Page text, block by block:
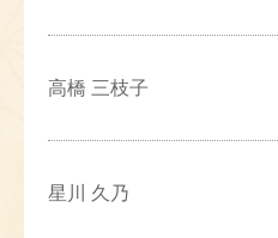
高橋 三枝子
星川 久乃